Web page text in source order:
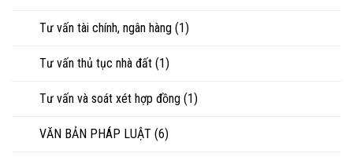
Tư vấn tài chính, ngân hàng (1)
Tư vấn thủ tục nhà đất (1)
Tư vấn và soát xét hợp đồng (1)
VĂN BẢN PHÁP LUẬT (6)